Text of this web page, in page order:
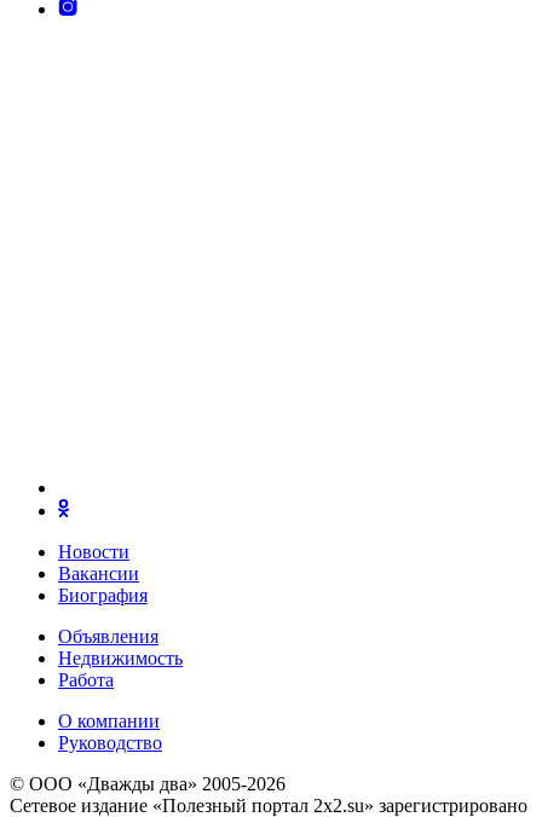
Новости
Вакансии
Биография
Объявления
Недвижимость
Работа
О компании
Руководство
© ООО «Дважды два» 2005-2026
Сетевое издание «Полезный портал 2x2.su» зарегистрировано